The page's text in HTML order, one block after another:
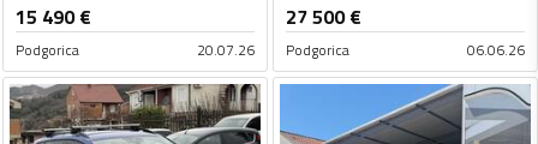
15 490€
Podgorica 20.07.26
27 500€
Podgorica 06.06.26